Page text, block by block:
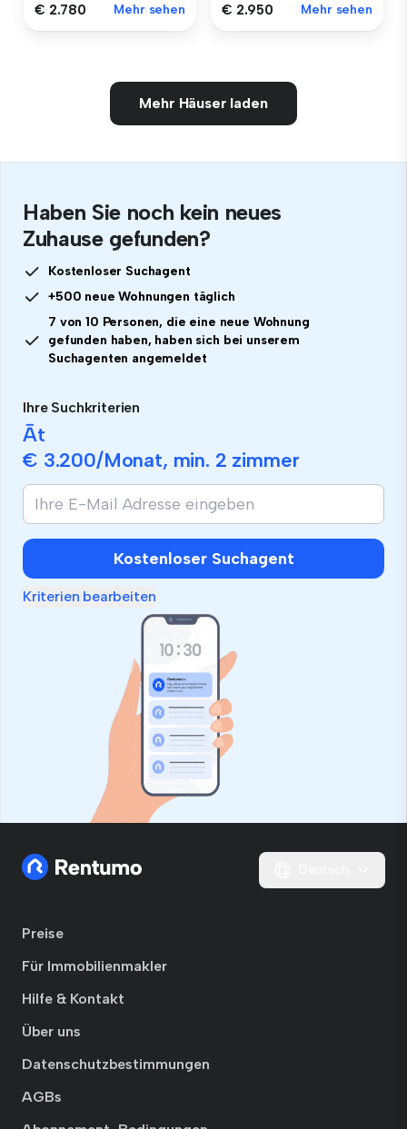
€ 2.780 Mehr sehen € 2.950 Mehr sehen
Mehr Häuser laden
Haben Sie noch kein neues
Zuhause gefunden?
Kostenloser Suchagent
+500 neue Wohnungen täglich
7 von 10 Personen, die eine neue Wohnung
gefunden haben, haben sich bei unserem
Suchagenten angemeldet
Ihre Suchkriterien
Āt
€ 3.200/Monat, min. 2 zimmer
Wenn
Sie
ein
Mensch
sind,
ignorieren
Kostenloser Suchagent
Kriterien bearbeiten
Preise
Für Immobilienmakler
Hilfe & Kontakt
Über uns
Datenschutzbestimmungen
AGBs